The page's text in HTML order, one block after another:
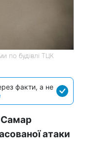
по будівлі ТЦК
факти, а не
Самар
атаки